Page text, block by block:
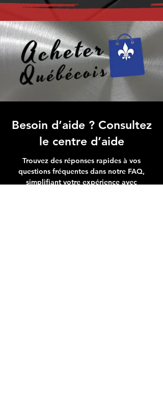
Besoin d’aide ? Consultez
le centre d’aide
Trouvez des réponses rapides à vos
questions fréquentes dans notre FAQ,
simplifiant votre expérience avec